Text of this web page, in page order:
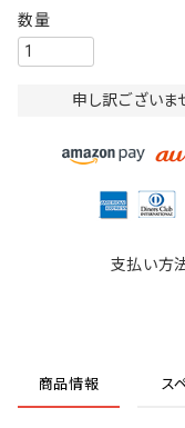
申し訳ございま
支払い方
商品情報 ス